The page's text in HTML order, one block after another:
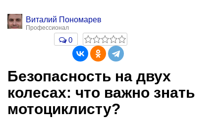
Виталий Пономарев
Профессионал
0
Безопасность на двух
колесах: что важно знать
мотоциклисту?